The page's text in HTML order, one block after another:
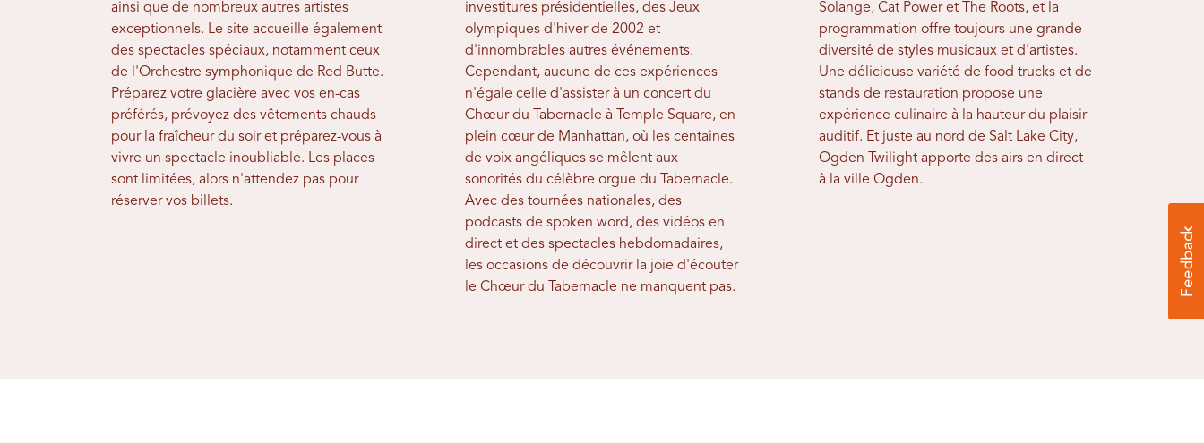
ainsi que de nombreux autres artistes
exceptionnels. Le site accueille également
des spectacles spéciaux, notamment ceux
de l'Orchestre symphonique de Red Butte.
Préparez votre glacière avec vos en-cas
préférés, prévoyez des vêtements chauds
pour la fraîcheur du soir et préparez-vous à
vivre un spectacle inoubliable. Les places
sont limitées, alors n'attendez pas pour
réserver vos billets.
investitures présidentielles, des Jeux
olympiques d'hiver de 2002 et
d'innombrables autres événements.
Cependant, aucune de ces expériences
n'égale celle d'assister à un concert du
Chœur du Tabernacle à Temple Square, en
plein cœur de Manhattan, où les centaines
de voix angéliques se mêlent aux
sonorités du célèbre orgue du Tabernacle.
Avec des tournées nationales, des
podcasts de spoken word, des vidéos en
direct et des spectacles hebdomadaires,
les occasions de découvrir la joie d'écouter
le Chœur du Tabernacle ne manquent pas.
Solange, Cat Power et The Roots, et la
programmation offre toujours une grande
diversité de styles musicaux et d'artistes.
Une délicieuse variété de food trucks et de
stands de restauration propose une
expérience culinaire à la hauteur du plaisir
auditif. Et juste au nord de Salt Lake City,
Ogden Twilight apporte des airs en direct
à la ville Ogden.